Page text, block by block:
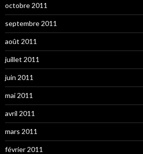
octobre 2011
septembre 2011
août 2011
juillet 2011
juin 2011
mai 2011
avril 2011
mars 2011
février 2011